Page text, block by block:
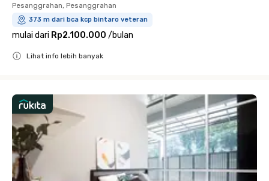
Pesanggrahan, Pesanggrahan
373 m dari bca kcp bintaro veteran
mulai dari Rp2.100.000 /bulan
Lihat info lebih banyak